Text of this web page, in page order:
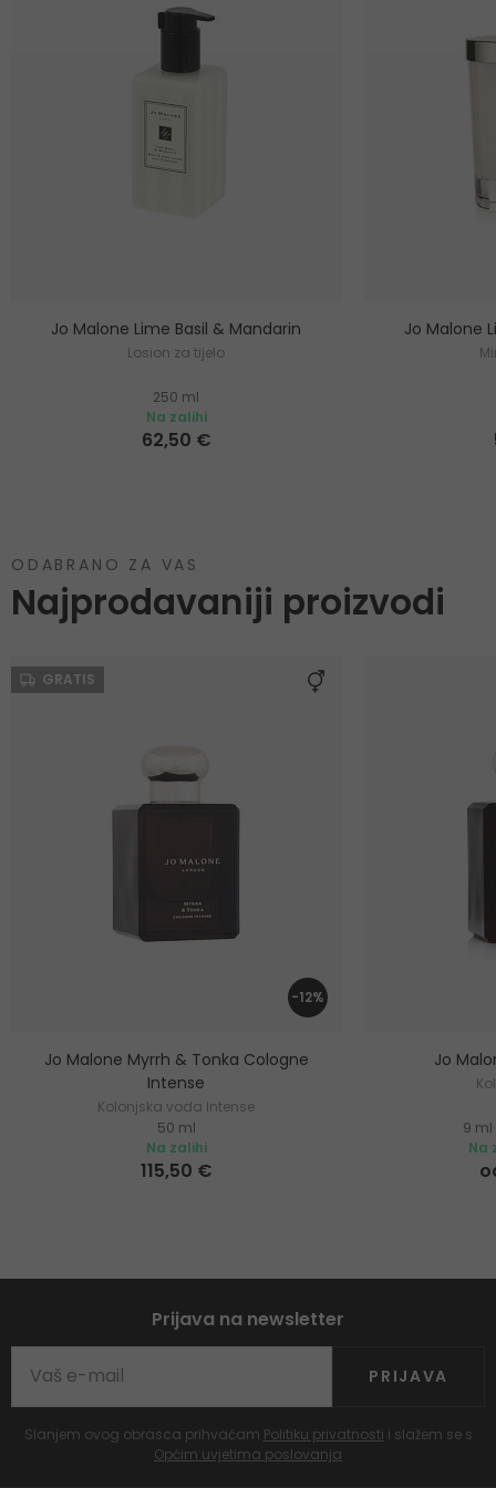
Jo Malone Lime Basil & Mandarin
Losion za tijelo
250 ml
Na zalihi
62,50 €
Jo Malone
ODABRANO ZA VAS
Najprodavaniji proizvodi
GRATIS
-12%
Jo Malone Myrrh & Tonka Cologne
Intense
Kolonjska voda Intense
50 ml
Na zalihi
115,50 €
Jo
9 ml
Na
Prijava na newsletter
PRIJAVA
Slanjem ovog obrasca prihvaćam Politiku privatnosti i slažem se s
Općim uvjetima poslovanja